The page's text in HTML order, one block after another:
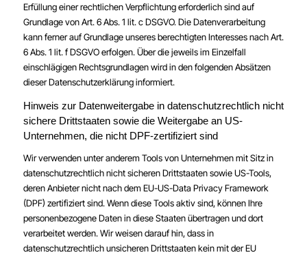
Erfüllung einer rechtlichen Verpflichtung erforderlich sind auf
Grundlage von Art. 6 Abs. 1 lit. c DSGVO. Die Datenverarbeitung
kann ferner auf Grundlage unseres berechtigten Interesses nach Art.
6 Abs. 1 lit. f DSGVO erfolgen. Über die jeweils im Einzelfall
einschlägigen Rechtsgrundlagen wird in den folgenden Absätzen
dieser Datenschutzerklärung informiert.
Hinweis zur Datenweitergabe in datenschutzrechtlich nicht
sichere Drittstaaten sowie die Weitergabe an US-
Unternehmen, die nicht DPF-zertifiziert sind
Wir verwenden unter anderem Tools von Unternehmen mit Sitz in
datenschutzrechtlich nicht sicheren Drittstaaten sowie US-Tools,
deren Anbieter nicht nach dem EU-US-Data Privacy Framework
(DPF) zertifiziert sind. Wenn diese Tools aktiv sind, können Ihre
personenbezogene Daten in diese Staaten übertragen und dort
verarbeitet werden. Wir weisen darauf hin, dass in
datenschutzrechtlich unsicheren Drittstaaten kein mit der EU